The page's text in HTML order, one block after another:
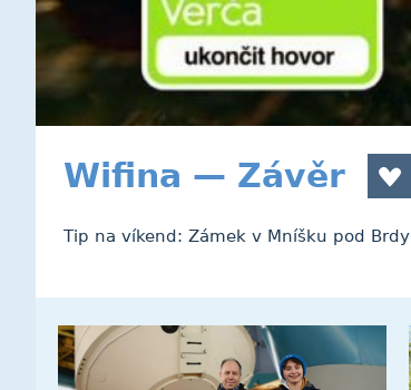
Wifina — Závěr
Tip na víkend: Zámek v Mníšku pod Brdy